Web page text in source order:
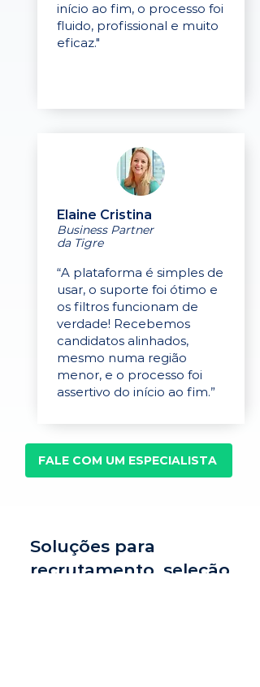
início ao fim, o processo foi
fluido, profissional e muito
eficaz."
Elaine Cristina
Business Partner
da Tigre
“A plataforma é simples de
usar, o suporte foi ótimo e
os filtros funcionam de
verdade! Recebemos
candidatos alinhados,
mesmo numa região
menor, e o processo foi
assertivo do início ao fim.”
FALE COM UM ESPECIALISTA
Soluções para
recrutamento, seleção